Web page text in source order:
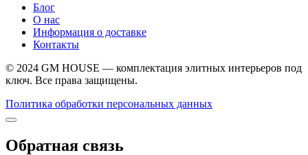
Блог
О нас
Информация о доставке
Контакты
© 2024 GM HOUSE — комплектация элитных интерьеров под
ключ. Все права защищены.
Политика обработки персональных данных
Обратная связь